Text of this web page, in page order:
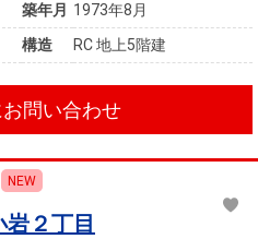
築年月
1973年8月
構造 RC 地上5階建
問い合わせ
NEW
２丁目